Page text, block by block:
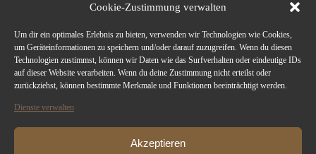
Cookie-Zustimmung verwalten
Um dir ein optimales Erlebnis zu bieten, verwenden wir Technologien wie Cookies,
um Geräteinformationen zu speichern und/oder darauf zuzugreifen. Wenn du diesen
Technologien zustimmst, können wir Daten wie das Surfverhalten oder eindeutige IDs
auf dieser Website verarbeiten. Wenn du deine Zustimmung nicht erteilst oder
zurückziehst, können bestimmte Merkmale und Funktionen beeinträchtigt werden.
Dienste verwalten
Akzeptieren